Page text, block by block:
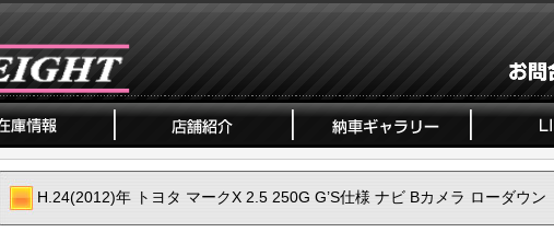
H.24(2012)年 トヨタ マークX 2.5 250G G’S仕様 ナビ Bカメラ ローダウン